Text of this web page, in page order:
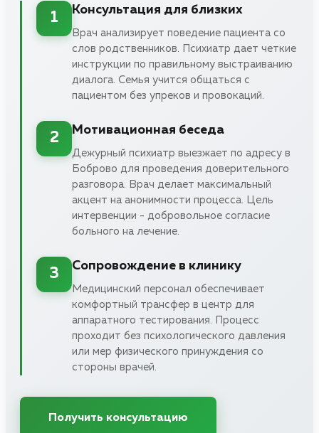
1
Консультация для близких
Врач анализирует поведение пациента со
слов родственников. Психиатр дает четкие
инструкции по правильному выстраиванию
диалога. Семья учится общаться с
пациентом без упреков и провокаций.
2
Мотивационная беседа
Дежурный психиатр выезжает по адресу в
Боброво для проведения доверительного
разговора. Врач делает максимальный
акцент на анонимности процесса. Цель
интервенции - добровольное согласие
больного на лечение.
3
Сопровождение в клинику
Медицинский персонал обеспечивает
комфортный трансфер в центр для
аппаратного тестирования. Процесс
проходит без психологического давления
или мер физического принуждения со
стороны врачей.
Получить консультацию